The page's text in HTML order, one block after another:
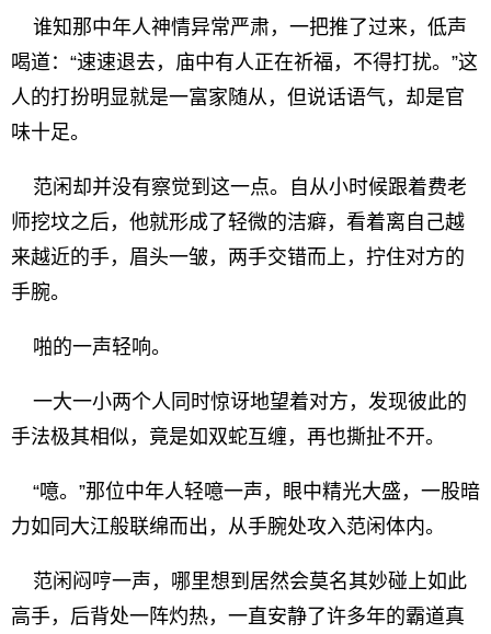
谁知那中年人神情异常严肃，一把推了过来，低声
喝道：“速速退去，庙中有人正在祈福，不得打扰。”这
人的打扮明显就是一富家随从，但说话语气，却是官
味十足。
范闲却并没有察觉到这一点。自从小时候跟着费老
师挖坟之后，他就形成了轻微的洁癖，看着离自己越
来越近的手，眉头一皱，两手交错而上，拧住对方的
手腕。
啪的一声轻响。
一大一小两个人同时惊讶地望着对方，发现彼此的
手法极其相似，竟是如双蛇互缠，再也撕扯不开。
“噫。”那位中年人轻噫一声，眼中精光大盛，一股暗
力如同大江般联绵而出，从手腕处攻入范闲体内。
范闲闷哼一声，哪里想到居然会莫名其妙碰上如此
高手，后背处一阵灼热，一直安静了许多年的霸道真